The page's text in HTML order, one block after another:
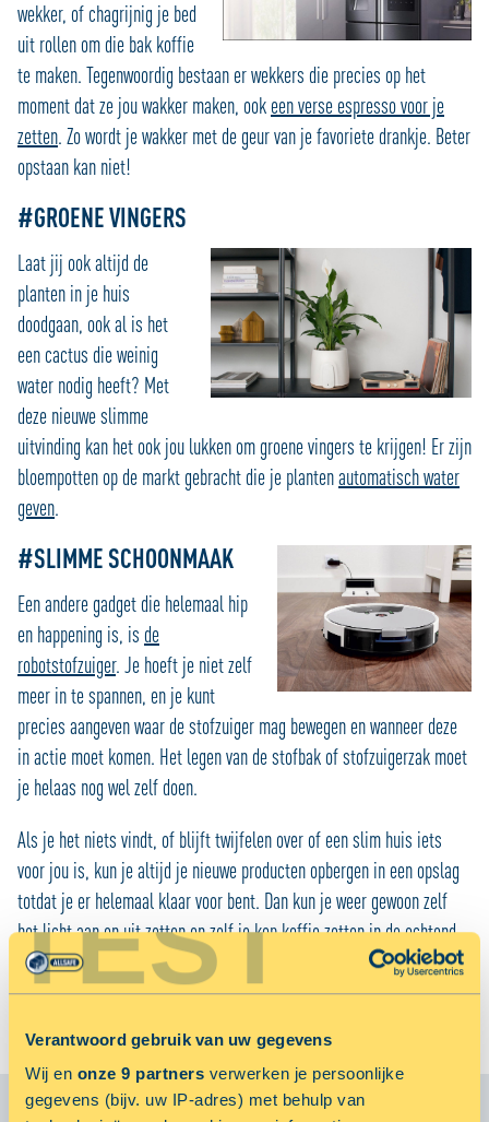
TEST
Verantwoord gebruik van uw gegevens
Wij en onze 9 partners verwerken je persoonlijke
gegevens (bijv. uw IP-adres) met behulp van
wekker, of chagrijnig je bed
uit rollen om die bak koffie
te maken. Tegenwoordig bestaan er wekkers die precies op het
moment dat ze jou wakker maken, ookeen verse espresso voor je
zetten. Zo wordt je wakker met de geur van je favoriete drankje. Beter
opstaan kan niet!
#GROENE VINGERS
Laat jij ook altijd de
planten in je huis
doodgaan, ook al is het
een cactus die weinig
water nodig heeft? Met
deze nieuwe slimme
uitvinding kan het ook jou lukken om groene vingers te krijgen! Er zijn
bloempotten op de markt gebracht die je plantenautomatisch water
geven.
#SLIMME SCHOONMAAK
Een andere gadget die helemaal hip
en happening is, is de
robotstofzuiger. Je hoeft je niet zelf
meer in te spannen, en je kunt
precies aangeven waar de stofzuiger mag bewegen en wanneer deze
in actie moet komen. Het legen van de stofbak of stofzuigerzak moet
je helaas nog wel zelf doen.
Als je het niets vindt, of blijft twijfelen over of een slim huis iets
voor jou is, kun je altijd je nieuwe producten opbergen in een opslag
totdat je er helemaal klaar voor bent. Dan kun je weer gewoon zelf
het licht aan en uit zetten en zelf je kop koffie zetten in de ochtend.
Heeft ook zo zijn charmes!